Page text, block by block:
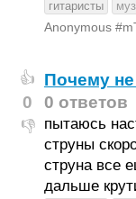
гитаристы
Anonymous
👍
0
👎
Почему не
0 ответов
пытаюсь
струны
струна все
дальше